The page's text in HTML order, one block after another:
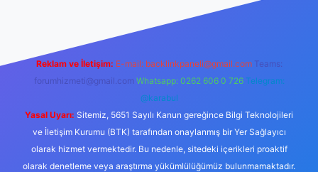
Reklam ve İletişim: E-mail: backlinkpaneli@gmail.com Teams:
forumhizmeti@gmail.com Whatsapp: 0262 606 0 726 Telegram:
@karabul
Yasal Uyarı: Sitemiz, 5651 Sayılı Kanun gereğince Bilgi Teknolojileri
ve İletişim Kurumu (BTK) tarafından onaylanmış bir Yer Sağlayıcı
olarak hizmet vermektedir. Bu nedenle, sitedeki içerikleri proaktif
olarak denetleme veya araştırma yükümlülüğümüz bulunmamaktadır.